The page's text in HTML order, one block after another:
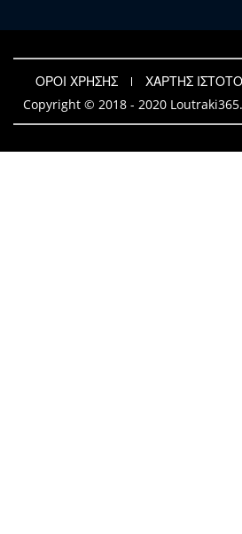
ΟΡΟΙ ΧΡΗΣΗΣ
ΧΑΡΤΗΣ
Copyright © 2018 - 2020